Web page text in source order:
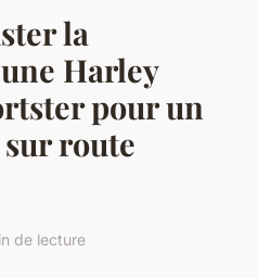
la
Harley
pour un
route
de lecture